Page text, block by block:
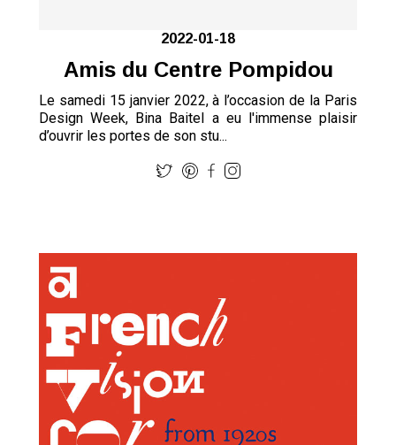
2022-01-18
Amis du Centre Pompidou
Le samedi 15 janvier 2022, à l’occasion de la Paris
Design Week, Bina Baitel a eu l'immense plaisir
d’ouvrir les portes de son stu...